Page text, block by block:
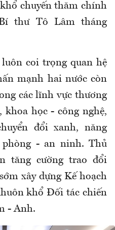
chuyến thăm chính
thư Tô Lâm tháng
coi trọng quan hệ
mạnh hai nước còn
các lĩnh vực thương
học - công nghệ,
đổi xanh, năng
- an ninh. Thủ
tăng cường trao đổi
xây dựng Kế hoạch
khổ Đối tác chiến
- Anh.